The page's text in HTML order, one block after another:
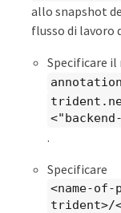
allo snapshot
flusso di lavoro
Specificare il
.
Specificare
<name-
trident>/